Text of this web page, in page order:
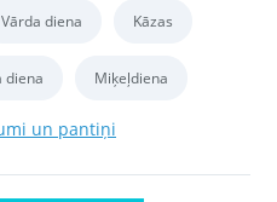
Vārda diena Kāzas
diena Miķeļdiena
un pantiņi